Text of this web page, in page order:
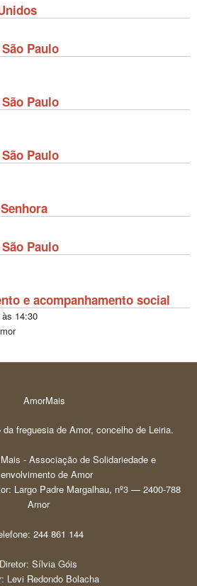
Paulo
Paulo
Paulo
Paulo
e acompanhamento social
14:30
freguesia de Amor, concelho de Leiria.
- Associação de Solidariedade e
de Amor
Largo Padre Margalhau, nº3 — 2400-788
Amor
244 861 144
Diretor: Sílvia Góis
Levi Redondo Bolacha